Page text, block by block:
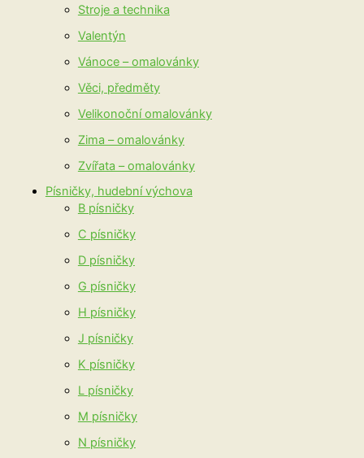
Stroje a technika
Valentýn
Vánoce – omalovánky
Věci, předměty
Velikonoční omalovánky
Zima – omalovánky
Zvířata – omalovánky
Písničky, hudební výchova
B písničky
C písničky
D písničky
G písničky
H písničky
J písničky
K písničky
L písničky
M písničky
N písničky